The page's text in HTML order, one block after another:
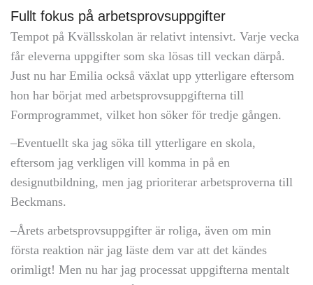
Fullt fokus på arbetsprovsuppgifter
Tempot på Kvällsskolan är relativt intensivt. Varje vecka
får eleverna uppgifter som ska lösas till veckan därpå.
Just nu har Emilia också växlat upp ytterligare eftersom
hon har börjat med arbetsprovsuppgifterna till
Formprogrammet, vilket hon söker för tredje gången.
–Eventuellt ska jag söka till ytterligare en skola,
eftersom jag verkligen vill komma in på en
designutbildning, men jag prioriterar arbetsproverna till
Beckmans.
–Årets arbetsprovsuppgifter är roliga, även om min
första reaktion när jag läste dem var att det kändes
orimligt! Men nu har jag processat uppgifterna mentalt